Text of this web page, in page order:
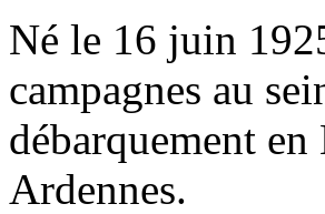
Né le 16 juin
campagnes au
débarquement
Ardennes.